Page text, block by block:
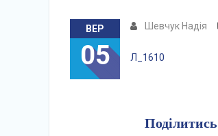
ВЕР
05
Шевчук Надія
Л_1610